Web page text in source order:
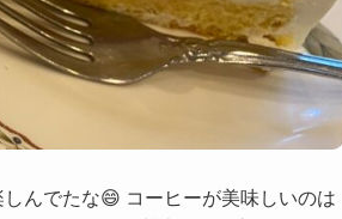
んでたな😄 コーヒーが美味しいのは